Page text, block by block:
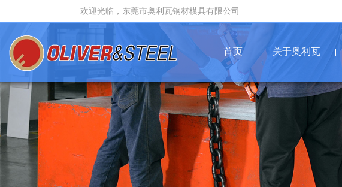
欢迎光临，东莞市奥利瓦钢材模具有限公司
首页 关于奥利瓦